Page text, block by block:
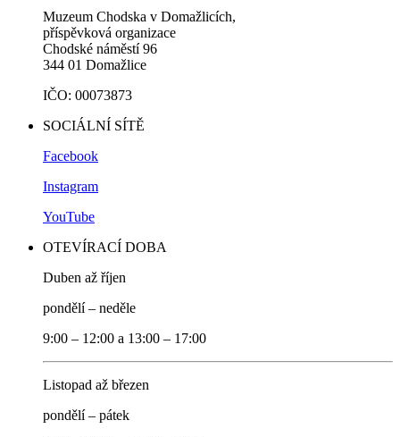
Muzeum Chodska v Domažlicích,
příspěvková organizace
Chodské náměstí 96
344 01 Domažlice
IČO: 00073873
SOCIÁLNÍ SÍTĚ
Facebook
Instagram
YouTube
OTEVÍRACÍ DOBA
Duben až říjen
pondělí – neděle
9:00 – 12:00 a 13:00 – 17:00
Listopad až březen
pondělí – pátek